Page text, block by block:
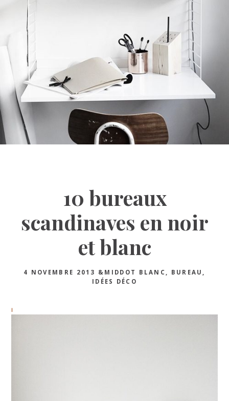
10 bureaux
scandinaves en noir
et blanc
4 NOVEMBRE 2013 &MIDDOT BLANC BUREAU
IDÉES DÉCO